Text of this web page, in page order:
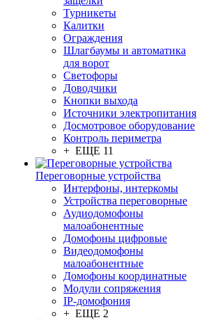
Турникеты
Калитки
Ограждения
Шлагбаумы и автоматика
для ворот
Светофоры
Доводчики
Кнопки выхода
Источники электропитания
Досмотровое оборудование
Контроль периметра
+ ЕЩЕ 11
Переговорные устройства
Интерфоны, интеркомы
Устройства переговорные
Аудиодомофоны
малоабонентные
Домофоны цифровые
Видеодомофоны
малоабонентные
Домофоны координатные
Модули сопряжения
IP-домофония
+ ЕЩЕ 2